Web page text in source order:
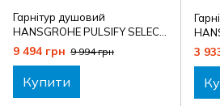
Гарнітур душовий
HANSGROHE PULSIFY SELECT
24160670, чорний
9 494 грн 9 994 грн
Купити
3